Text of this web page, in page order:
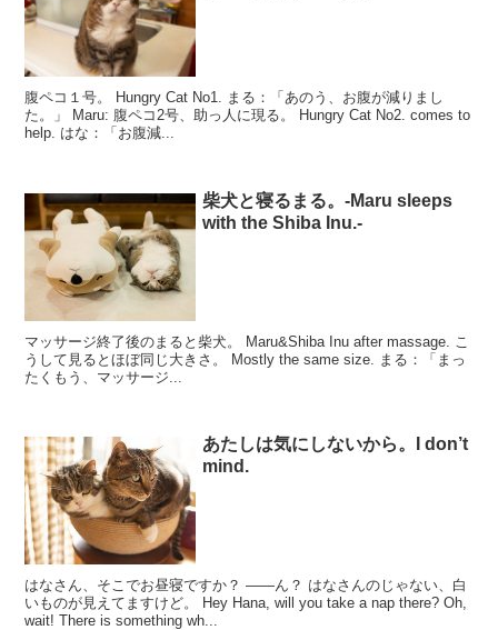
腹ペコ１号。 Hungry Cat No1. まる：「あのう、お腹が減りまし
た。」 Maru: 腹ペコ2号、助っ人に現る。 Hungry Cat No2. comes to
help. はな：「お腹減...
柴犬と寝るまる。-Maru sleeps
with the Shiba Inu.-
マッサージ終了後のまると柴犬。 Maru&Shiba Inu after massage. こ
うして見るとほぼ同じ大きさ。 Mostly the same size. まる：「まっ
たくもう、マッサージ...
あたしは気にしないから。I don’t
mind.
はなさん、そこでお昼寝ですか？ ――ん？ はなさんのじゃない、白
いものが見えてますけど。 Hey Hana, will you take a nap there? Oh,
wait! There is something wh...